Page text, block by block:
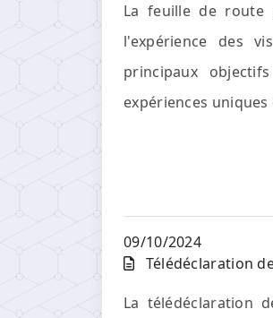
La feuille de route
l'expérience des
principaux
expériences
09/10/2024
Télédéclaration
La télédéclaration